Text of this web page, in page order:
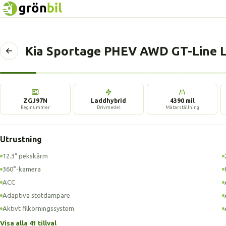
Tillbaka
föregående
sida
Kia Sportage PHEV AWD GT-Line
ZGJ97N
Reg.nummer
Laddhybrid
Drivmedel
4390 mil
Mätarställning
Utrustning
12.3" pekskärm
360°-kamera
ACC
Adaptiva stötdämpare
Aktivt filkörningssystem
Visa alla 41 tillval